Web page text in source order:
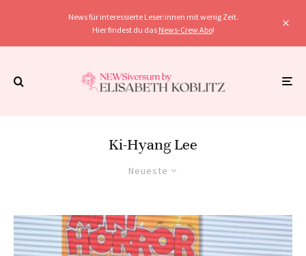
News für interessierte Leser:innen mit wenig Zeit.
Hier findest du das News-Crew Abo!
Ki-Hyang Lee
Neueste